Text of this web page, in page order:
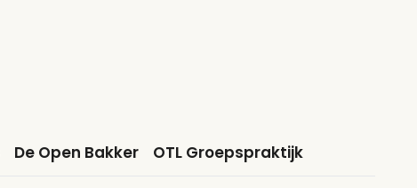
De Open Bakker OTL Groepspraktijk